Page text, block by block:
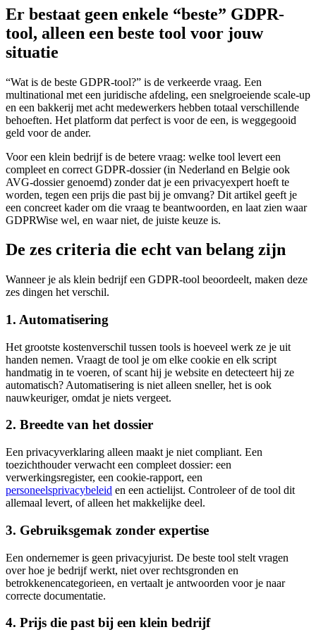
Er bestaat geen enkele “beste” GDPR-
tool, alleen een beste tool voor jouw
situatie
“Wat is de beste GDPR-tool?” is de verkeerde vraag. Een
multinational met een juridische afdeling, een snelgroeiende scale-up
en een bakkerij met acht medewerkers hebben totaal verschillende
behoeften. Het platform dat perfect is voor de een, is weggegooid
geld voor de ander.
Voor een klein bedrijf is de betere vraag: welke tool levert een
compleet en correct GDPR-dossier (in Nederland en Belgie ook
AVG-dossier genoemd) zonder dat je een privacyexpert hoeft te
worden, tegen een prijs die past bij je omvang? Dit artikel geeft je
een concreet kader om die vraag te beantwoorden, en laat zien waar
GDPRWise wel, en waar niet, de juiste keuze is.
De zes criteria die echt van belang zijn
Wanneer je als klein bedrijf een GDPR-tool beoordeelt, maken deze
zes dingen het verschil.
1. Automatisering
Het grootste kostenverschil tussen tools is hoeveel werk ze je uit
handen nemen. Vraagt de tool je om elke cookie en elk script
handmatig in te voeren, of scant hij je website en detecteert hij ze
automatisch? Automatisering is niet alleen sneller, het is ook
nauwkeuriger, omdat je niets vergeet.
2. Breedte van het dossier
Een privacyverklaring alleen maakt je niet compliant. Een
toezichthouder verwacht een compleet dossier: een
verwerkingsregister, een cookie-rapport, een
personeelsprivacybeleid en een actielijst. Controleer of de tool dit
allemaal levert, of alleen het makkelijke deel.
3. Gebruiksgemak zonder expertise
Een ondernemer is geen privacyjurist. De beste tool stelt vragen
over hoe je bedrijf werkt, niet over rechtsgronden en
betrokkenencategorieen, en vertaalt je antwoorden voor je naar
correcte documentatie.
4. Prijs die past bij een klein bedrijf